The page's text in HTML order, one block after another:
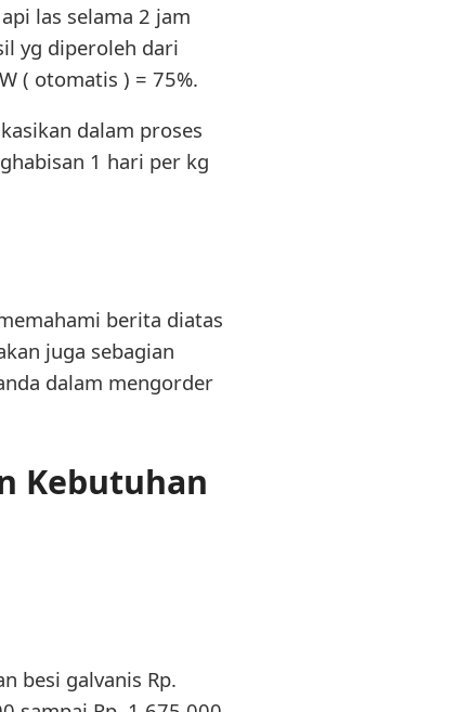
las selama 2 jam
yg diperoleh dari
( otomatis ) = 75%.
dalam proses
1 hari per kg
berita diatas
juga sebagian
dalam mengorder
Kebutuhan
besi galvanis Rp.